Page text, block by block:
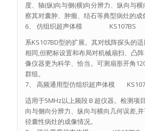
度、轴(纵)向与侧(横)向分辨力、纵向与
察其对囊肿、肿瘤、结石等典型病灶的成
6、 仿组织超声体模 KS107BS
系KS107BD型的扩展。其对线阵探头的
相同,但靶标设置和布局对机械扇扫、凸
像仪器更为科学、恰当。可测扇形开角
群组。
7、 高频通用型仿组织超声体模
适用于5MHz以上频段Ｂ超仪器。检测项
向与侧向分辨力、纵向与横向几何误差,
径囊性病灶的成像情况。